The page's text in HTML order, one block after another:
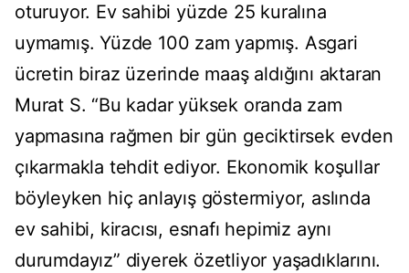
oturuyor. Ev sahibi yüzde 25 kuralına
uymamış. Yüzde 100 zam yapmış. Asgari
ücretin biraz üzerinde maaş aldığını aktaran
Murat S. “Bu kadar yüksek oranda zam
yapmasına rağmen bir gün geciktirsek evden
çıkarmakla tehdit ediyor. Ekonomik koşullar
böyleyken hiç anlayış göstermiyor, aslında
ev sahibi, kiracısı, esnafı hepimiz aynı
durumdayız” diyerek özetliyor yaşadıklarını.